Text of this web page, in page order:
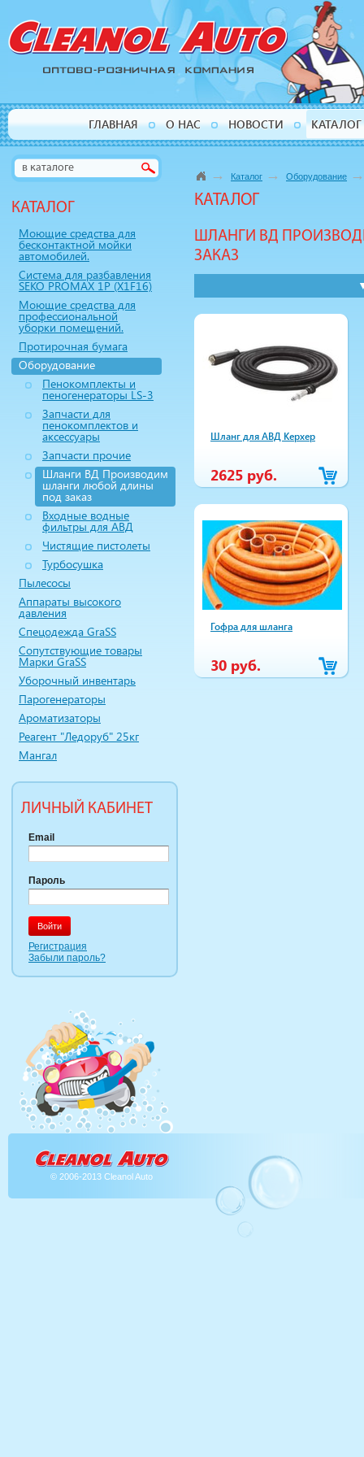
ГЛАВНАЯ О НАС НОВОСТИ КАТАЛОГ
КАТАЛОГ
Моющие средства для
бесконтактной мойки
автомобилей.
Система для разбавления
SEKO PROMAX 1P (X1F16)
Моющие средства для
профессиональной
уборки помещений.
Протирочная бумага
Оборудование
Пенокомплекты и
пеногенераторы LS-3
Запчасти для
пенокомплектов и
аксессуары
Запчасти прочие
Шланги ВД Производим
шланги любой длины
под заказ
Входные водные
фильтры для АВД
Чистящие пистолеты
Турбосушка
Пылесосы
Аппараты высокого
давления
Спецодежда GraSS
Сопутствующие товары
Марки GraSS
Уборочный инвентарь
Парогенераторы
Ароматизаторы
Реагент "Ледоруб" 25кг
Мангал
ЛИЧНЫЙ КАБИНЕТ
Email
Пароль
Регистрация
Забыли пароль?
→ Каталог → Оборудование →
КАТАЛОГ
ШЛАНГИ ВД
ЗАКАЗ
Шланг для АВД Керхер
2625 руб.
Гофра для шланга
30 руб.
© 2006-2013 Cleanol Auto